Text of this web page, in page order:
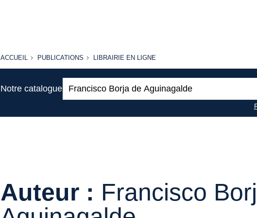
ACCUEIL
ACCUEIL PUBLICATIONS
PUBLICATIONS
LIBRAIRIE
LIBRAIRIE EN LIGNE
Notre catalogue:
Auteur : Francisco